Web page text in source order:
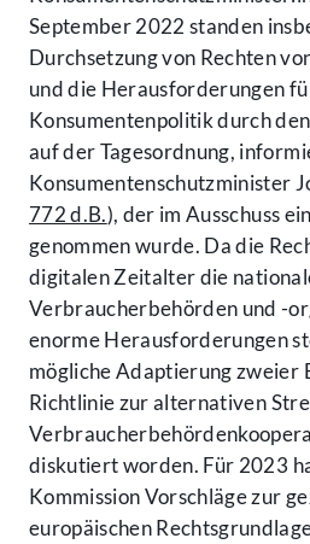
September 2022 standen
Durchsetzung von Rechten
und die Herausforderungen
Konsumentenpolitik durch
auf der Tagesordnung,
Konsumentenschutzminister
772 d.B.), der im Ausschuss
genommen wurde. Da die
digitalen Zeitalter die
Verbraucherbehörden und -
enorme Herausforderungen
mögliche Adaptierung zweier
Richtlinie zur alternativen
diskutiert worden. Für 2023
Kommission Vorschläge zur
europäischen